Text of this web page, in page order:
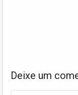
Deixe um